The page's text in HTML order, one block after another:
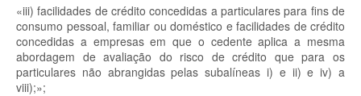
«iii) facilidades de crédito concedidas a particulares para fins de
consumo pessoal, familiar ou doméstico e facilidades de crédito
concedidas a empresas em que o cedente aplica a mesma
abordagem de avaliação do risco de crédito que para os
particulares não abrangidas pelas subalíneas i) e ii) e iv) a
viii);»;